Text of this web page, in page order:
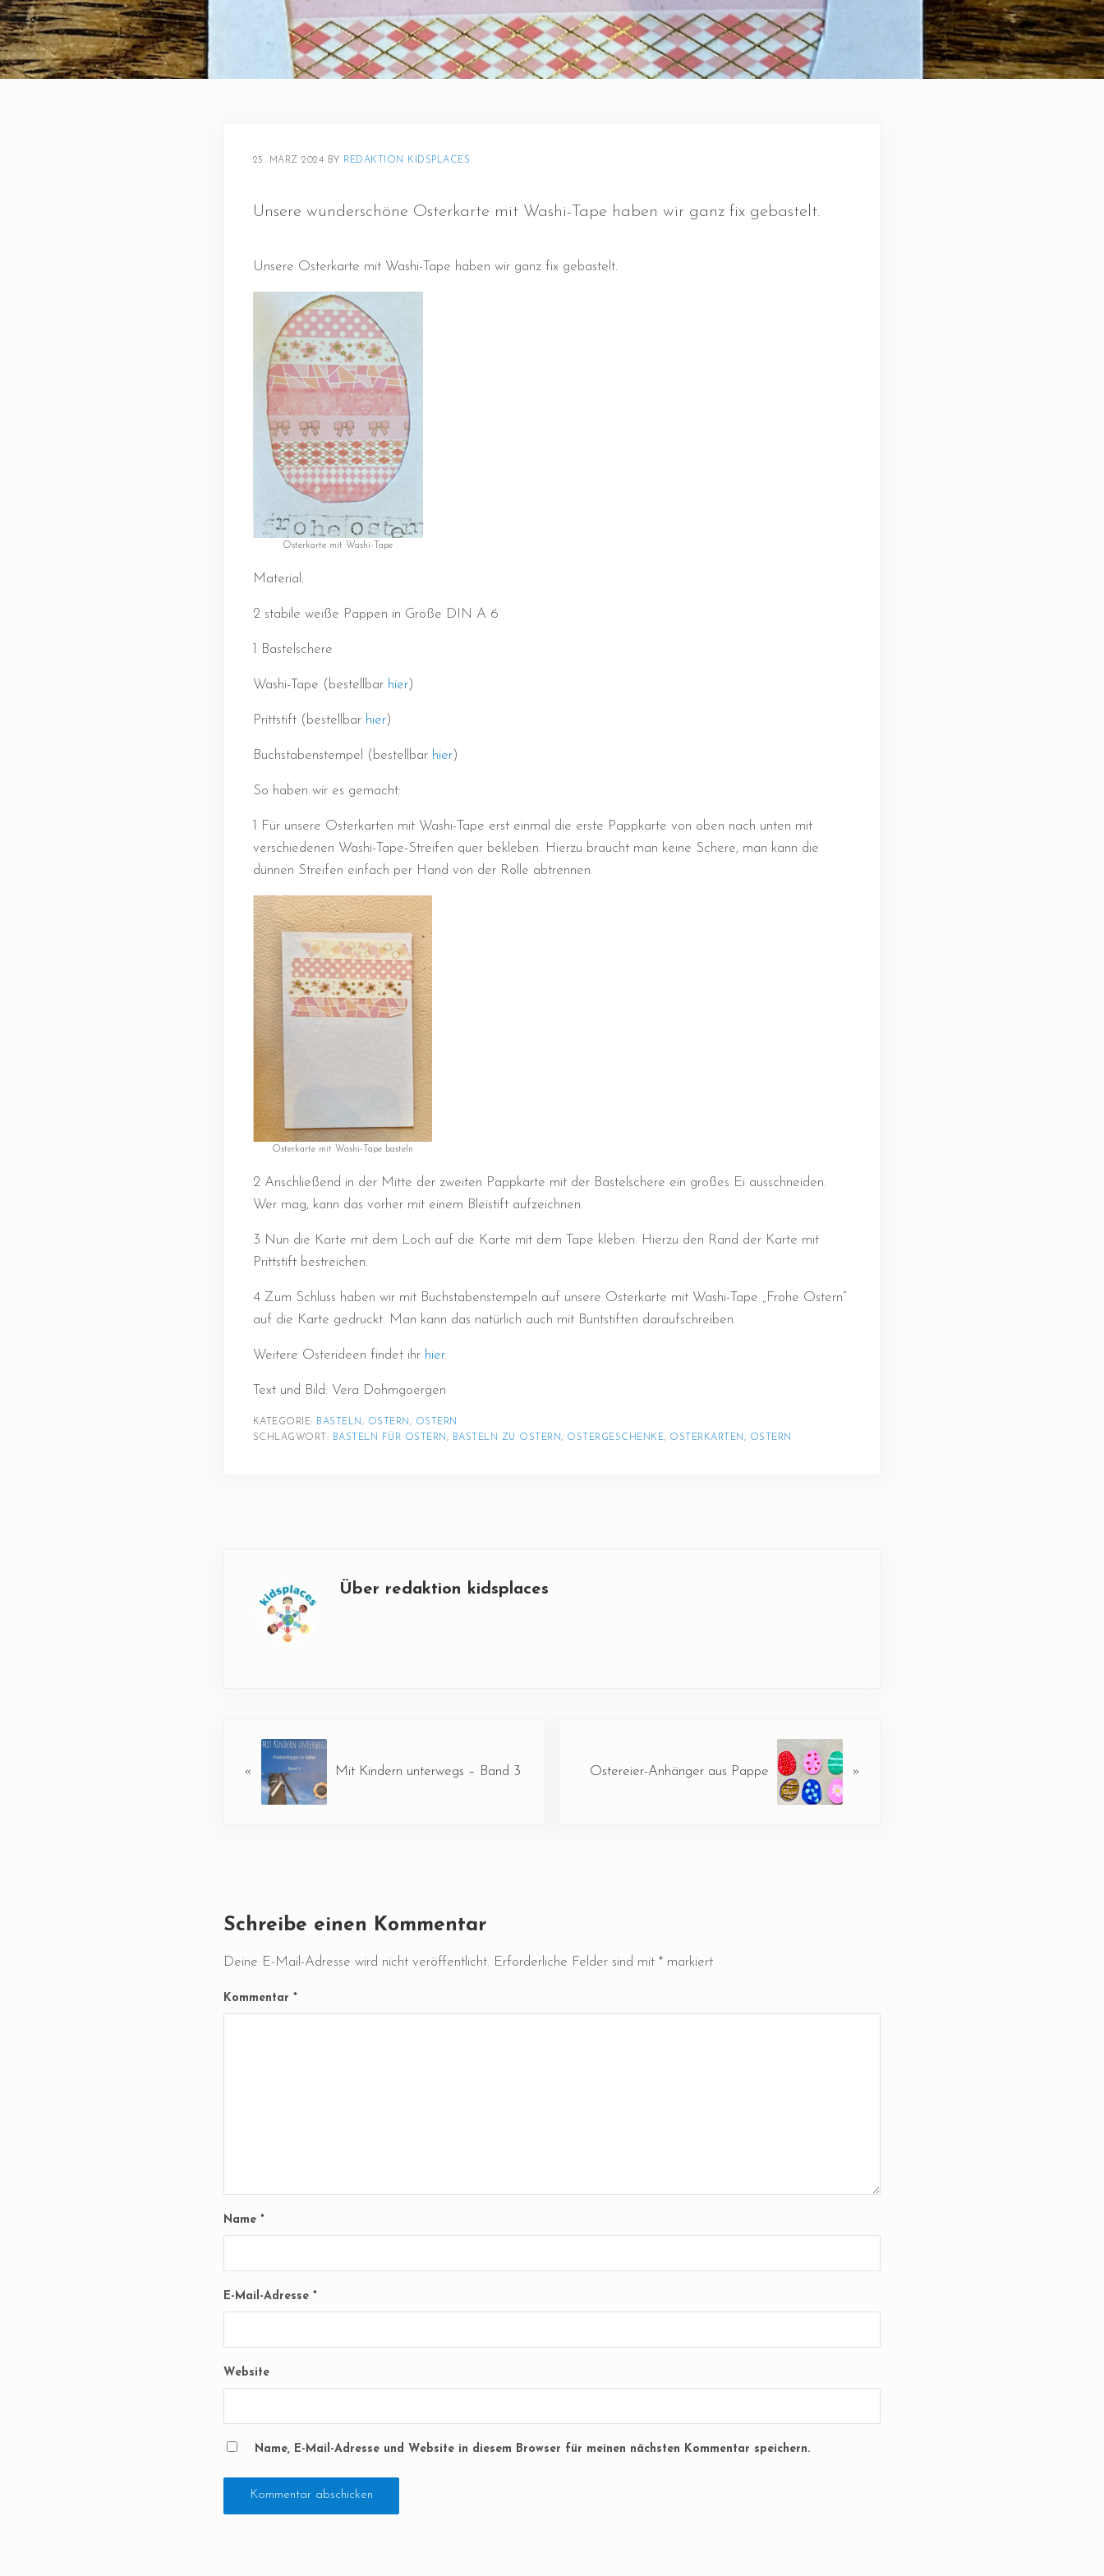
25. MÄRZ 2024 BY REDAKTION KIDSPLACES
Unsere wunderschöne Osterkarte mit Washi-Tape haben wir ganz fix gebastelt.
Unsere Osterkarte mit Washi-Tape haben wir ganz fix gebastelt.
Osterkarte mit Washi-Tape
Material:
2 stabile weiße Pappen in Größe DIN A 6
1 Bastelschere
Washi-Tape (bestellbar hier)
Prittstift (bestellbar hier)
Buchstabenstempel (bestellbar hier)
So haben wir es gemacht:
1 Für unsere Osterkarten mit Washi-Tape erst einmal die erste Pappkarte von oben nach unten mit
verschiedenen Washi-Tape-Streifen quer bekleben. Hierzu braucht man keine Schere, man kann die
dünnen Streifen einfach per Hand von der Rolle abtrennen.
Osterkarte mit Washi-Tape basteln
2 Anschließend in der Mitte der zweiten Pappkarte mit der Bastelschere ein großes Ei ausschneiden.
Wer mag, kann das vorher mit einem Bleistift aufzeichnen.
3 Nun die Karte mit dem Loch auf die Karte mit dem Tape kleben. Hierzu den Rand der Karte mit
Prittstift bestreichen.
4 Zum Schluss haben wir mit Buchstabenstempeln auf unsere Osterkarte mit Washi-Tape „Frohe Ostern“
auf die Karte gedruckt. Man kann das natürlich auch mit Buntstiften daraufschreiben.
Weitere Osterideen findet ihr hier.
Text und Bild: Vera Dohmgoergen
KATEGORIE: BASTELN, OSTERN, OSTERN
SCHLAGWORT: BASTELN FÜR OSTERN, BASTELN ZU OSTERN, OSTERGESCHENKE, OSTERKARTEN, OSTERN
Über redaktion kidsplaces
« Mit Kindern unterwegs – Band 3 Ostereier-Anhänger aus Pappe »
Schreibe einen Kommentar
Deine E-Mail-Adresse wird nicht veröffentlicht. Erforderliche Felder sind mit * markiert
Kommentar *
Name *
E-Mail-Adresse *
Website
Name, E-Mail-Adresse und Website in diesem Browser für meinen nächsten Kommentar speichern.